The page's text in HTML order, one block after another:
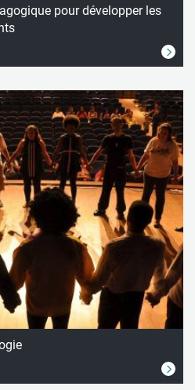
pour développer les